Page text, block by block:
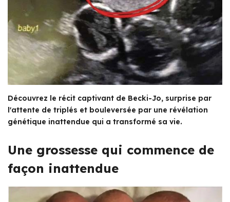
Découvrez le récit captivant de Becki-Jo, surprise par
l'attente de triplés et bouleversée par une révélation
génétique inattendue qui a transformé sa vie.
Une grossesse qui commence de
façon inattendue